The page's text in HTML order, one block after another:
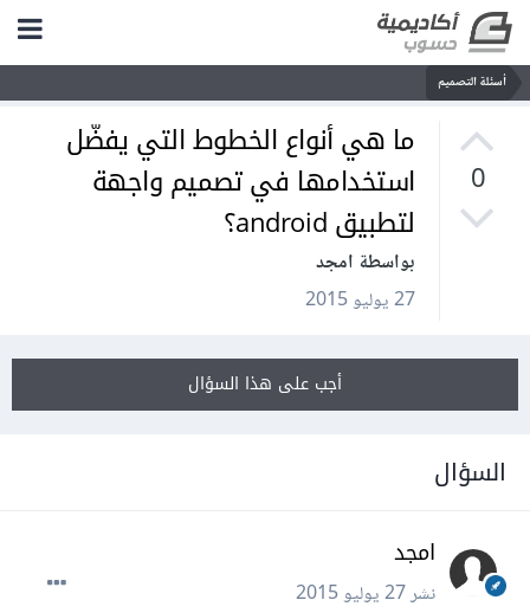
أسئلة التصميم
0
ما هي أنواع الخطوط التي يفضّل
استخدامها في تصميم واجهة
لتطبيق android؟
بواسطة امجد
27 يوليو 2015
أجب على هذا السؤال
السؤال
امجد
نشر27 يوليو 2015